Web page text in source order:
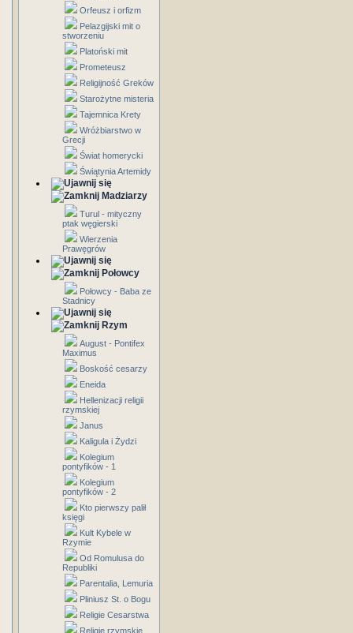
Orfeusz i orfizm
Pelazgijski mit o
stworzeniu
Platoński mit
Prometeusz
Religijność Greków
Starożytne misteria
Tajemnica Krety
Wróżbiarstwo w
Grecji
Świat homerycki
Świątynia Artemidy
Madziarzy
Turul - mityczny
ptak węgierski
Wierzenia
Prawęgrów
Połowcy
Połowcy - Baba ze
Stadnicy
Rzym
August - Pontifex
Maximus
Boskość cesarzy
Eneida
Hellenizacji religii
rzymskiej
Janus
Kaligula i Żydzi
Kolegium
pontyfików - 1
Kolegium
pontyfików - 2
Kto pierwszy palił
księgi
Kult Kybele w
Rzymie
Od Romulusa do
Republiki
Parentalia, Lemuria
Pliniusz St. o Bogu
Religie Cesarstwa
Religie rzymskie